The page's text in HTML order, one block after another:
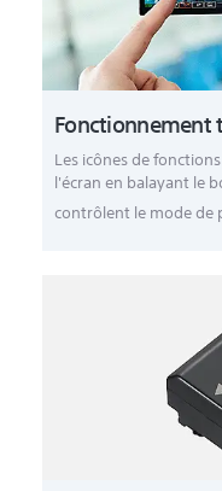
Les icônes de
l'écran en balayant le
contrôlent le mode de